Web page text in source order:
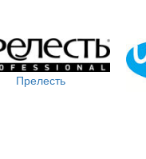
Прелесть